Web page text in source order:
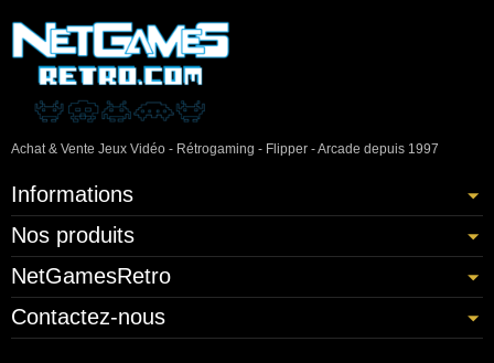
Achat & Vente Jeux Vidéo - Rétrogaming - Flipper - Arcade depuis 1997
Informations
Nos produits
NetGamesRetro
Contactez-nous